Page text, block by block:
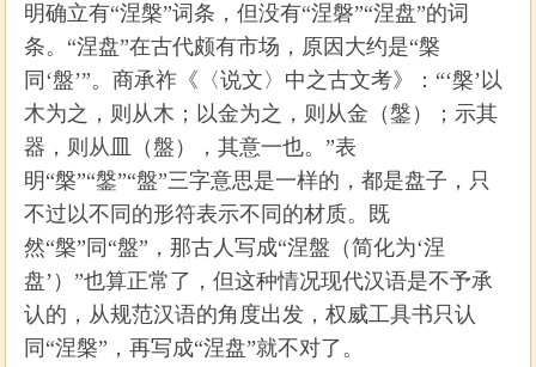
明确立有“涅槃”词条，但没有“涅磐”“涅盘”的词
条。“涅盘”在古代颇有市场，原因大约是“槃
同‘盤’”。商承祚《〈说文〉中之古文考》：“‘槃’以
木为之，则从木；以金为之，则从金（鎜）；示其
器，则从皿（盤），其意一也。”表
明“槃”“鎜”“盤”三字意思是一样的，都是盘子，只
不过以不同的形符表示不同的材质。既
然“槃”同“盤”，那古人写成“涅盤（简化为‘涅
盘’）”也算正常了，但这种情况现代汉语是不予承
认的，从规范汉语的角度出发，权威工具书只认
同“涅槃”，再写成“涅盘”就不对了。